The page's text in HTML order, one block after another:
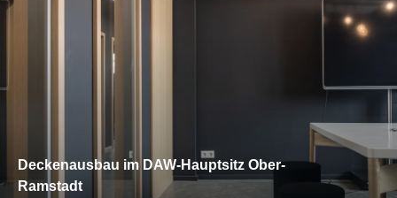
Deckenausbau im DAW-Hauptsitz Ober-
Ramstadt